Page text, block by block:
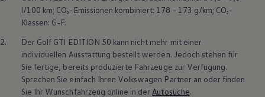
l/100 km; CO₂-Emissionen kombiniert: 178 - 173 g/km; CO₂-
Klassen: G-F.
2.
Der Golf GTI EDITION 50 kann nicht mehr mit einer
individuellen Ausstattung bestellt werden. Jedoch stehen für
Sie fertige, bereits produzierte Fahrzeuge zur Verfügung.
Sprechen Sie einfach Ihren Volkswagen Partner an oder finden
Sie Ihr Wunschfahrzeug online in derAutosuche.